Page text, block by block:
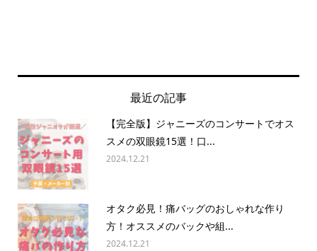
最近の記事
【完全版】ジャニーズのコンサートでオス
スメの双眼鏡15選！口...
2024.12.21
オタク必見！痛バッグのおしゃれな作り
方！オススメのバックや組...
2024.12.21